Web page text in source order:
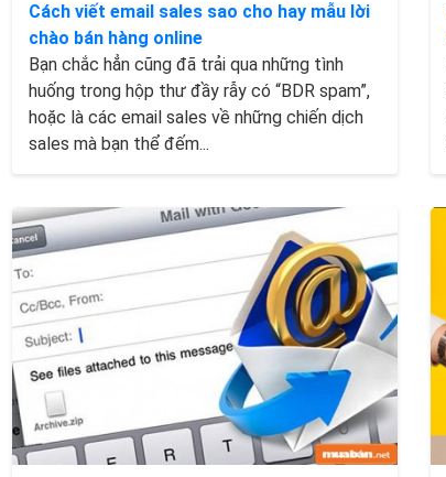
Cách viết email sales sao cho hay mẫu lời
chào bán hàng online
Bạn chắc hẳn cũng đã trải qua những tình
huống trong hộp thư đầy rẫy có “BDR spam”,
hoặc là các email sales về những chiến dịch
sales mà bạn thể đếm...